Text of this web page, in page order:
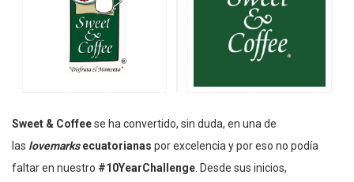
Sweet & Coffeese ha convertido, sin duda, en una de
las lovemarksecuatorianas por excelencia y por eso no podía
faltar en nuestro #10YearChallenge . Desde sus inicios,